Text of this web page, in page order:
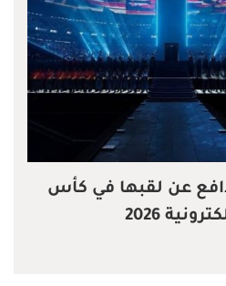
عن لقبها في كأس
2026